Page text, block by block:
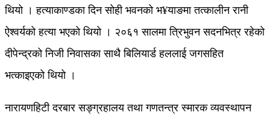
थियो । हत्याकाण्डका दिन सोही भवनको भ¥याङमा तत्कालीन रानी
ऐश्वर्यको हत्या भएको थियो । २०६१ सालमा त्रिभुवन सदनभित्र रहेको
दीपेन्द्रको निजी निवासका साथै बिलियार्ड हललाई जगसहित
भत्काइएको थियो ।
नारायणहिटी दरबार सङ्ग्रहालय तथा गणतन्त्र स्मारक व्यवस्थापन